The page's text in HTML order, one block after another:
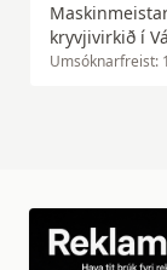
kryvjivirkið í
Umsóknarfreist: